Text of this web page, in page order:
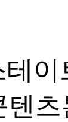
이
츠